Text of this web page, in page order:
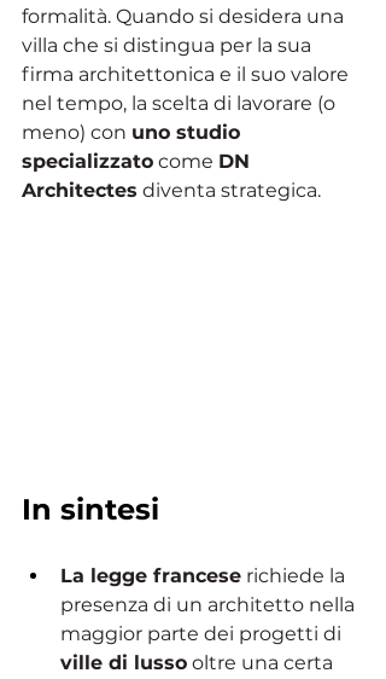
formalità. Quando si desidera una
villa che si distingua per la sua
firma architettonica e il suo valore
nel tempo, la scelta di lavorare (o
meno) con uno studio
specializzato come DN
Architectes diventa strategica.
In sintesi
La legge francese richiede la
presenza di un architetto nella
maggior parte dei progetti di
ville di lusso oltre una certa